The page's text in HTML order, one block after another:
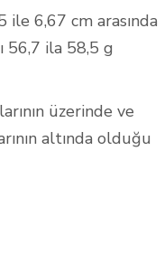
ile 6,67 cm arasında
56,7 ila 58,5 g
üzerinde ve
altında olduğu